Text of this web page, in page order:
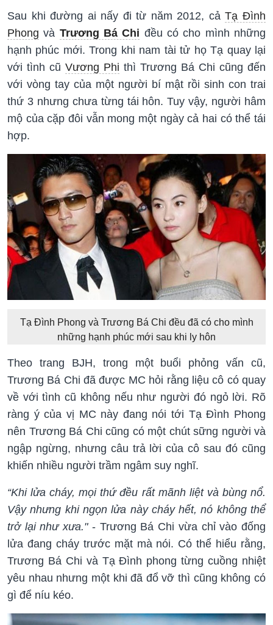
Sau khi đường ai nấy đi từ năm 2012, cảTạ Đình
Phong và Trương Bá Chi đều có cho mình những
hạnh phúc mới. Trong khi nam tài tử họ Tạ quay lại
với tình cũ Vương Phi thì Trương Bá Chi cũng đến
với vòng tay của một người bí mật rồi sinh con trai
thứ 3 nhưng chưa từng tái hôn. Tuy vậy, người hâm
mộ của cặp đôi vẫn mong một ngày cả hai có thể tái
hợp.
Tạ Đình Phong và Trương Bá Chi đều đã có cho mình
những hạnh phúc mới sau khi ly hôn
Theo trang BJH, trong một buổi phỏng vấn cũ,
Trương Bá Chi đã được MC hỏi rằng liệu cô có quay
về với tình cũ không nếu như người đó ngỏ lời. Rõ
ràng ý của vị MC này đang nói tới Tạ Đình Phong
nên Trương Bá Chi cũng có một chút sững người và
ngập ngừng, nhưng câu trả lời của cô sau đó cũng
khiến nhiều người trầm ngâm suy nghĩ.
“Khi lửa cháy, mọi thứ đều rất mãnh liệt và bùng nổ.
Vậy nhưng khi ngọn lửa này cháy hết, nó không thể
trở lại như xưa."- Trương Bá Chi vừa chỉ vào đống
lửa đang cháy trước mặt mà nói. Có thể hiểu rằng,
Trương Bá Chi và Tạ Đình phong từng cuồng nhiệt
yêu nhau nhưng một khi đã đổ vỡ thì cũng không có
gì để níu kéo.